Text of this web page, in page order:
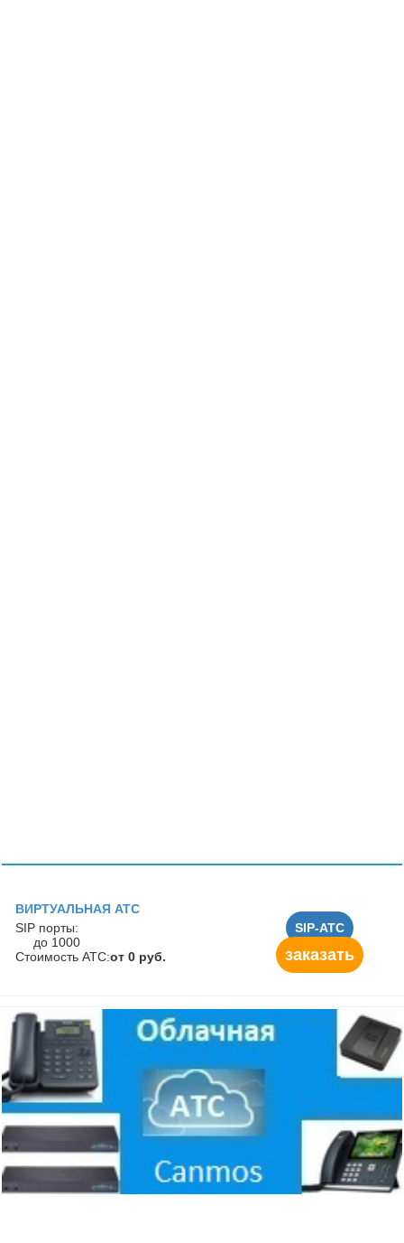
ВИРТУАЛЬНАЯ АТС
SIP порты:
до 1000
Стоимость АТС:от 0 руб.
SIP-АТС
заказать